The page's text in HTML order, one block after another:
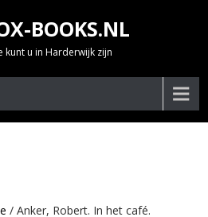
BOOKS.NL
kunt u in Harderwijk zijn
/ Anker, Robert. In het café.